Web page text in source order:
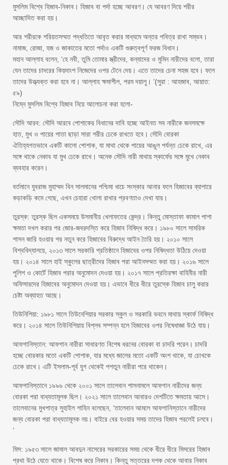
মুসলিম বিশ্বে হিজাব-নিকাব। হিজাব বা পর্দা হচ্ছে আবরণ। যে আবরণ দিয়ে শরীর
আচ্ছাদিত করা হয়।
আর শরীরকে শরিয়তসম্মত পদ্ধতিতে আবৃত করার মাধ্যমে অন্তর পবিত্র রাখা সম্ভব।
নামাজ, রোজা, হজ ও জাকাতের মতো পর্দাও একটি গুরুত্বপূর্ণ ফরজ বিধান।
মহান আল্লাহ বলেন, ‘হে নবী, তুমি তোমার স্ত্রীদের, কন্যাদের ও মুমিন নারীদের বলো, তারা
যেন তাদের চাদরের কিয়দাংশ নিজেদের ওপর টেনে দেয়। এতে তাদের চেনা সহজ হবে। ফলে
তাদের উত্ত্যক্ত করা হবে না। আল্লাহ ক্ষমাশীল, পরম দয়ালু। ’(সুরা : আহজাব, আয়াত:
৫৯)
নিম্নে মুসলিম বিশ্বে হিজাব নিয়ে আলোচনা করা হলো-
সৌদি আরব: সৌদি আরবে পোশাকের বিধানের দাবি হচ্ছে আইনত সব নারীকে জনসমক্ষে
হাত, মুখ ও পায়ের পাতা ছাড়া সারা শরীর ঢেকে রাখতে হবে। সৌদি বোরকা
ঐতিহ্যগতভাবে একটি কালো পোশাক, যা মাথা থেকে পায়ের আঙুল পর্যন্ত ঢেকে রাখে, এর
সঙ্গে থাকে নেকাব যা মুখ ঢেকে রাখে। অনেক সৌদি নারী মাথায় স্কার্ফের সঙ্গে মুখে নেকাব
ব্যবহার করেন।
বর্তমানে যুবরাজ মুহাম্মদ বিন সালমানের পশ্চিমা ধাচে সংস্কার আনার ফলে হিজাবের ব্যাপারে
কড়াকড়ি কমে গেছে, এখন চেহারা খোলা রাখার প্রবণতাও দেখা যায়।
তুরস্ক: তুরস্ক ছিল একসময়ে উসমানীয় খেলাফতের কেন্দ্র। কিন্তু মোস্তাফা কামাল পাশা
ক্ষমতা দখল করার পর জোর-জবরদস্তি করে হিজাব নিষিদ্ধ করে। ১৯৮০ সালে সামরিক
শাসন জারি হওয়ার পর নতুন করে হিজাবের বিরুদ্ধে আইন তৈরি হয়। ২০১০ সালে
বিশ্ববিদ্যালয়ে, ২০১৩ সালে সরকারি প্রতিষ্ঠানে হিজাবের ওপর নিষিদ্ধতা উঠিয়ে দেওয়া
হয়। ২০১৪ সালে হাই স্কুলের ছাত্রীদের হিজাব পরা আইনসম্মত করা হয়। ২০১৬ সালে
পুলিশ ও কোর্টে হিজাব পরার অনুমোদন দেওয়া হয়। ২০১৭ সালে প্রতিরক্ষা বাহিনীর নারী
অফিসারদের হিজাবের অনুমোদন দেওয়া হয়। এভাবে ধীরে ধীরে তুরস্কে হিজাব চালু করার
চেষ্টা অব্যাহত আছে।
তিউনিশিয়া: ১৯৮১ সালে তিউনেশিয়ার সরকার স্কুল ও সরকারি ভবনে মাথায় স্কার্ফ নিষিদ্ধ
করে। ২০১৪ সালে তিউনিশিয়ায় বিপ্লব সম্পন্ন হলে হিজাবের ওপর নিষেধাজ্ঞা উঠে যায়।
আফগানিস্তান: আফগান নারীরা সাধারণত বিশেষ ধরনের বোরকা বা চাদরি পরেন। চাদরি
হচ্ছে বোরকার মতো একটি পোশাক, যার মধ্যে জালের মতো একটি অংশ থাকে, যা চোখকে
ঢেকে রাখে। এটি ইসলাম-পূর্ব যুগ থেকেই পশতুন নারীরা পরে থাকেন।
আফগানিস্তানে ১৯৯৬ থেকে ২০০১ সালে তালেবান শাসনামলে আফগান নারীদের জন্য
বোরকা পরা বাধ্যতামূলক ছিল। ২০২১ সালে তালেবান আবারও দেশটিতে ক্ষমতায় আসে।
তালেবানের মুখপাত্র সুহাইল শাহিন বলেছেন, ‘তালেবান আমলে আফগানিস্তানে নারীদের
জন্য বোরকা পরা বাধ্যতামূলক নয়। বাইরে বের হওয়ার সময় তাদের হিজাব পরলেই চলবে।
’
মিস: ১৯৫৩ সালে জামাল আবদুন নাসেরের সরকারের সময় থেকে ধীরে ধীরে মিসরের হিজাব
প্রথা উঠে যেতে থাকে। বিশেষ করে নিকাব। কিন্তু সত্তরের দশক থেকে আবার নিকাব